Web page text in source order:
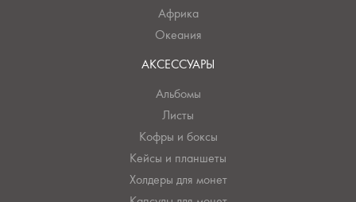
Африка
Океания
АКСЕССУАРЫ
Альбомы
Листы
Кофры и боксы
Кейсы и планшеты
Холдеры для монет